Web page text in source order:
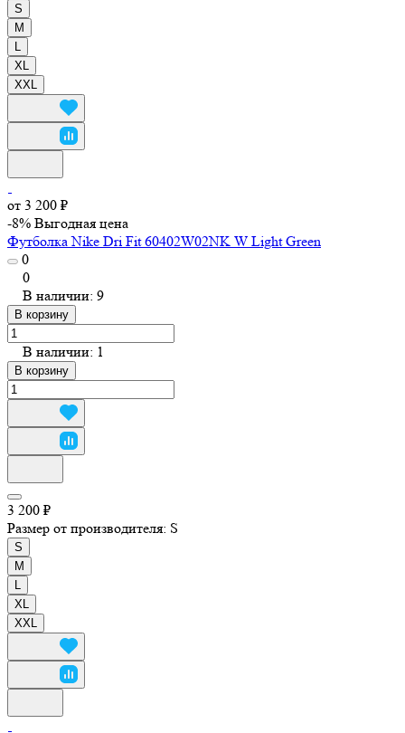
S
M
XL
XXL
от 3 200 ₽
-8% Выгодная цена
Футболка Nike Dri Fit 60402W02NK W Light Green
0
0
В наличии: 9
В корзину
В наличии: 1
В корзину
3 200 ₽
Размер от производителя: S
S
M
XL
XXL